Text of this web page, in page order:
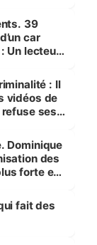
39
car
Un lecteur
: Il
vidéos de
refuse ses
Dominique
des
forte et
»
fait des